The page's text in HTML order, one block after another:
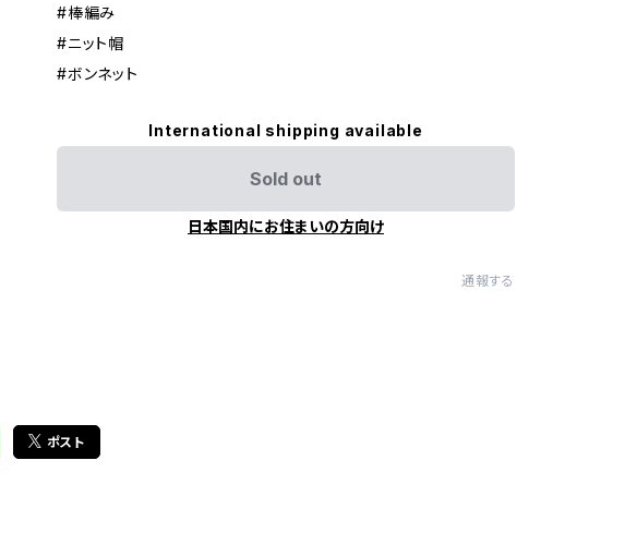
#棒編み
#ニット帽
#ボンネット
International shipping available
Sold out
日本国内にお住まいの方向け
通報する
ポスト